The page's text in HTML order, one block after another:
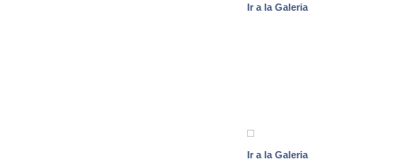
Ir a la Galeria
Ir a la Galeria